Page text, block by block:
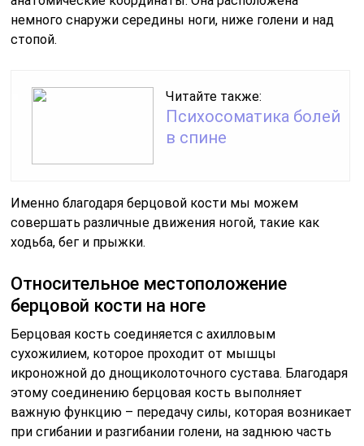
немного снаружи середины ноги, ниже голени и над
стопой.
Читайте также:
Психосоматика болей
в спине
Именно благодаря берцовой кости мы можем
совершать различные движения ногой, такие как
ходьба, бег и прыжки.
Относительное местоположение
берцовой кости на ноге
Берцовая кость соединяется с ахилловым
сухожилием, которое проходит от мышцы
икроножной до днощиколоточного сустава. Благодаря
этому соединению берцовая кость выполняет
важную функцию – передачу силы, которая возникает
при сгибании и разгибании голени, на заднюю часть